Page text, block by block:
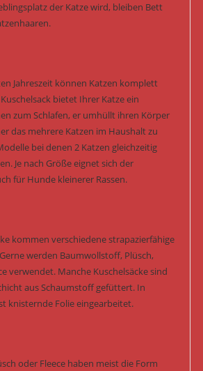
der Katze wird, bleiben Bett
Jahreszeit können Katzen komplett
bietet Ihrer Katze ein
zum Schlafen, er umhüllt ihren Körper
das mehrere Katzen im Haushalt zu
bei denen 2 Katzen gleichzeitig
Je nach Größe eignet sich der
für Hunde kleinerer Rassen.
kommen verschiedene strapazierfähige
werden Baumwollstoff, Plüsch,
verwendet. Manche Kuschelsäcke sind
aus Schaumstoff gefüttert. In
knisternde Folie eingearbeitet.
oder Fleece haben meist die Form